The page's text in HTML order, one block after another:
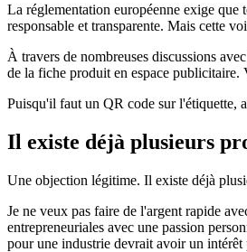
La réglementation européenne exige que
responsable et transparente. Mais cette
À travers de nombreuses discussions
de la fiche produit en espace
Puisqu'il faut un QR code sur l'étiquette,
Il existe déjà plusieurs
Une objection légitime. Il existe déjà
Je ne veux pas faire de l'argent rapide
entrepreneuriales avec une passion
pour une industrie devrait avoir un intérêt